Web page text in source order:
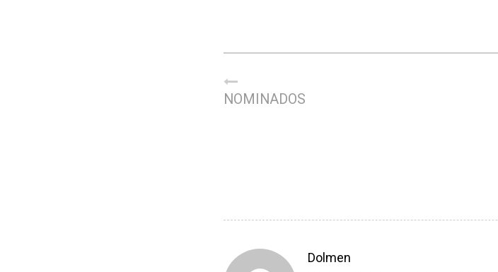
NOMINADOS
Dolmen